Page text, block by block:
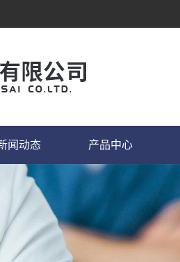
闻动态 产品中心